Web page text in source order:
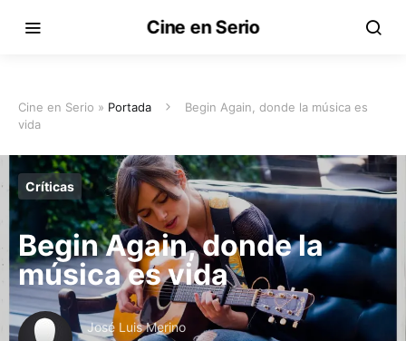
Cine en Serio
Cine en Serio » Portada
Begin Again, donde la música es
vida
Críticas
Begin Again, donde la
música es vida
José Luis Merino